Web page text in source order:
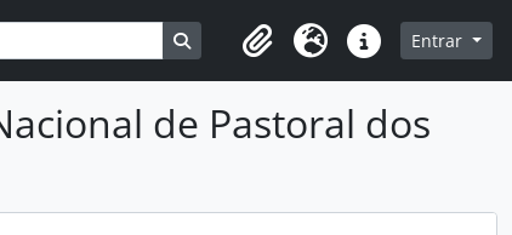
Busque na página de navegação
Clipboard
Idioma Ligações rápidas
Entrar
de Pastoral dos
1996 - 1998
de l'Enfance (BICE), 1984
a Economia Social e Cooperativa (ECOSOC)., [s.d.]